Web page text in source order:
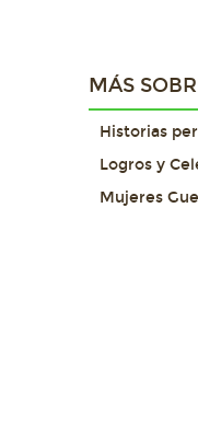
MÁS
Historias
Logros y
Mujeres